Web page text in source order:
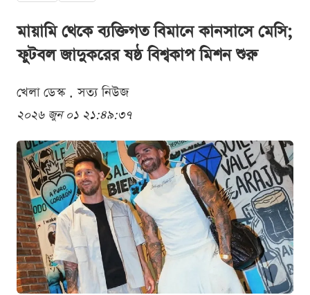
মায়ামি থেকে ব্যক্তিগত বিমানে কানসাসে মেসি;
ফুটবল জাদুকরের ষষ্ঠ বিশ্বকাপ মিশন শুরু
খেলা ডেস্ক . সত্য নিউজ
২০২৬ জুন ০১ ২১:৪৯:৩৭